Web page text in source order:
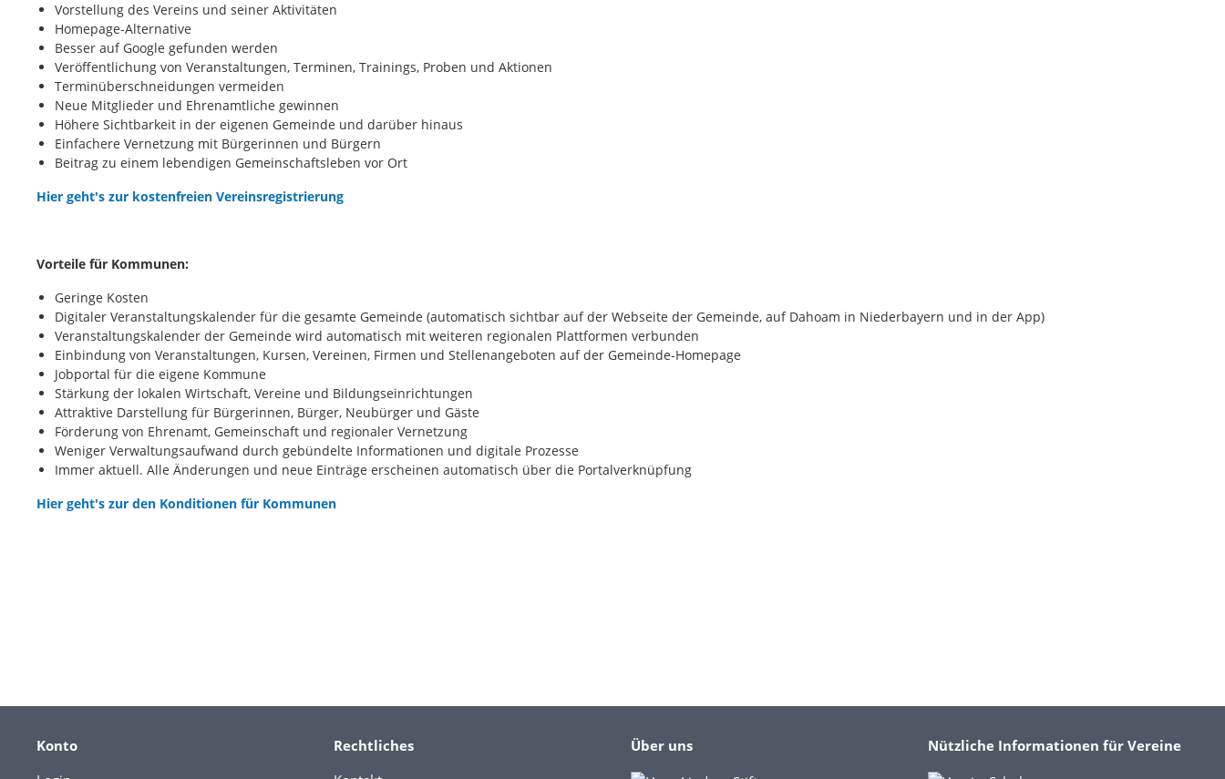
Vorstellung des Vereins und seiner Aktivitäten
Homepage-Alternative
Besser auf Google gefunden werden
Veröffentlichung von Veranstaltungen, Terminen, Trainings, Proben und Aktionen
Terminüberschneidungen vermeiden
Neue Mitglieder und Ehrenamtliche gewinnen
Höhere Sichtbarkeit in der eigenen Gemeinde und darüber hinaus
Einfachere Vernetzung mit Bürgerinnen und Bürgern
Beitrag zu einem lebendigen Gemeinschaftsleben vor Ort
Hier geht's zur kostenfreien Vereinsregistrierung
Vorteile für Kommunen:
Geringe Kosten
Digitaler Veranstaltungskalender für die gesamte Gemeinde (automatisch sichtbar auf der Webseite der Gemeinde, auf Dahoam in Niederbayern und in der App)
Veranstaltungskalender der Gemeinde wird automatisch mit weiteren regionalen Plattformen verbunden
Einbindung von Veranstaltungen, Kursen, Vereinen, Firmen und Stellenangeboten auf der Gemeinde-Homepage
Jobportal für die eigene Kommune
Stärkung der lokalen Wirtschaft, Vereine und Bildungseinrichtungen
Attraktive Darstellung für Bürgerinnen, Bürger, Neubürger und Gäste
Förderung von Ehrenamt, Gemeinschaft und regionaler Vernetzung
Weniger Verwaltungsaufwand durch gebündelte Informationen und digitale Prozesse
Immer aktuell. Alle Änderungen und neue Einträge erscheinen automatisch über die Portalverknüpfung
Hier geht's zur den Konditionen für Kommunen
Konto
Rechtliches
Über uns Nützliche Informationen für Vereine